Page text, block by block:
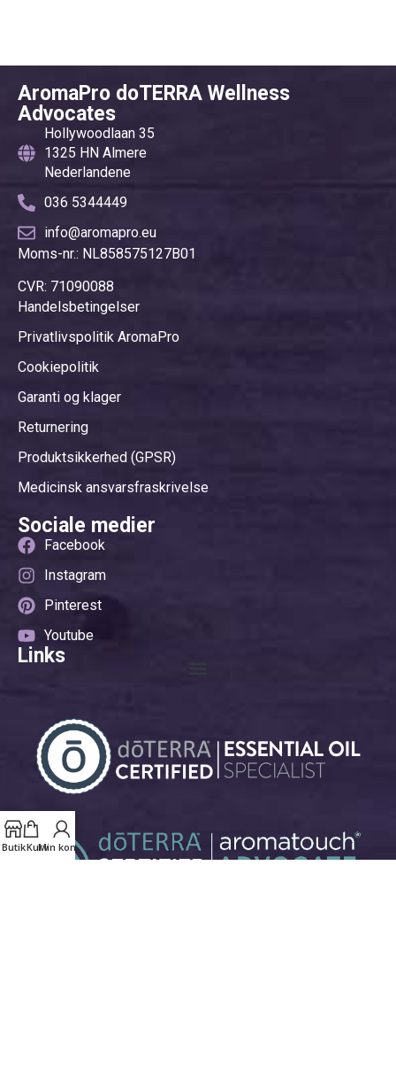
AromaPro doTERRA Wellness
Advocates
Hollywoodlaan 35
1325 HN Almere
Nederlandene
036 5344449
info@aromapro.eu
Moms-nr.: NL858575127B01
CVR: 71090088
Handelsbetingelser
Privatlivspolitik AromaPro
Cookiepolitik
Garanti og klager
Returnering
Produktsikkerhed (GPSR)
Medicinsk ansvarsfraskrivelse
Sociale medier
Facebook
Instagram
Pinterest
Youtube
Links
ButikKurvMin konto